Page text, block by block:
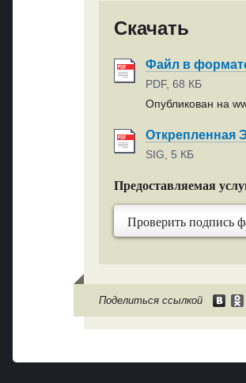
Скачать
Файл в
PDF, 68 КБ
Опубликован на
Открепленная
SIG, 5 КБ
Предоставляемая
Проверить подпись
Поделиться ссылкой